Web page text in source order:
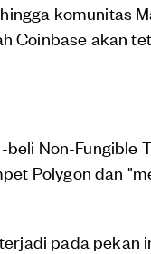
komunitas
Coinbase akan
Non-Fungible
Polygon dan
pada pekan